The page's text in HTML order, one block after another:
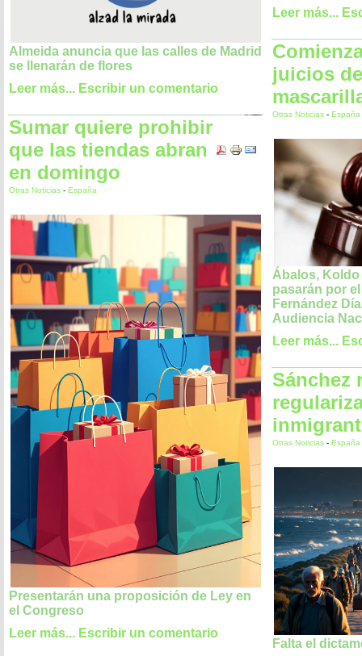
Almeida anuncia que las calles de Madrid
se llenarán de flores
Leer más... Escribir un comentario
Sumar quiere prohibir
que las tiendas abran
en domingo
Otras Noticias - España
Presentarán una proposición de Ley en
el Congreso
Leer más... Escribir un comentario
Leer más...
juicios
Otras Noticias - España
Ábalos,
pasarán por
Fernández
Audiencia
Leer más...
Sánchez
Otras Noticias - España
Falta el